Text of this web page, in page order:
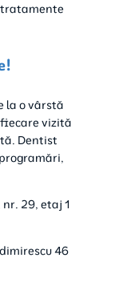
tratamente
la o vârstă
fiecare vizită
Dentist
29, etaj 1
46